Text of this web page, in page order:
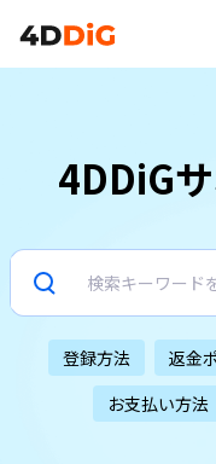
4DDiG
登録方法 返金
お支払い方法